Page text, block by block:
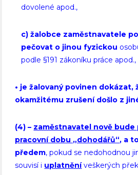
dovolené apod.,
c) žalobce zaměstnavatele
pečovat o jinou fyzickou
podle §191 zákoníku práce apod.,
• je žalovaný povinen dokázat,
okamžitému zrušení došlo z
(4) – zaměstnavatel nově
pracovní dobu „dohodářů“, a
předem, pokud se nedohodnou
souvisí i uplatněníveškerých